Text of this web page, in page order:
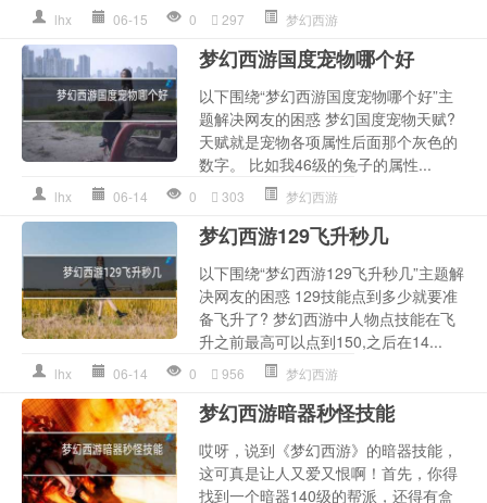
lhx 06-15 0 297 梦幻西游
梦幻西游国度宠物哪个好
以下围绕“梦幻西游国度宠物哪个好”主
题解决网友的困惑 梦幻国度宠物天赋?
天赋就是宠物各项属性后面那个灰色的
数字。 比如我46级的兔子的属性...
lhx 06-14 0 303 梦幻西游
梦幻西游129飞升秒几
以下围绕“梦幻西游129飞升秒几”主题解
决网友的困惑 129技能点到多少就要准
备飞升了? 梦幻西游中人物点技能在飞
升之前最高可以点到150,之后在14...
lhx 06-14 0 956 梦幻西游
梦幻西游暗器秒怪技能
哎呀，说到《梦幻西游》的暗器技能，
这可真是让人又爱又恨啊！首先，你得
找到一个暗器140级的帮派，还得有盒